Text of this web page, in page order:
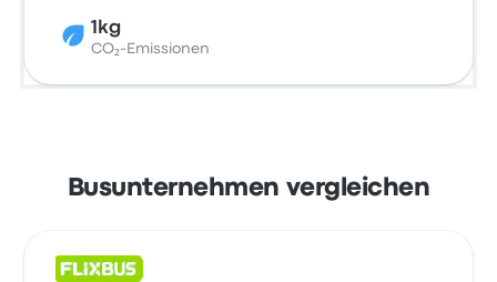
1kg
CO₂-Emissionen
Busunternehmen vergleichen